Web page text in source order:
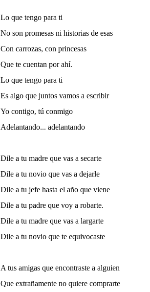
Lo que tengo para ti
No son promesas ni historias de esas
Con carrozas, con princesas
Que te cuentan por ahí.
Lo que tengo para ti
Es algo que juntos vamos a escribir
Yo contigo, tú conmigo
Adelantando... adelantando
Dile a tu madre que vas a secarte
Dile a tu novio que vas a dejarle
Dile a tu jefe hasta el año que viene
Dile a tu padre que voy a robarte.
Dile a tu madre que vas a largarte
Dile a tu novio que te equivocaste
A tus amigas que encontraste a alguien
Que extrañamente no quiere comprarte